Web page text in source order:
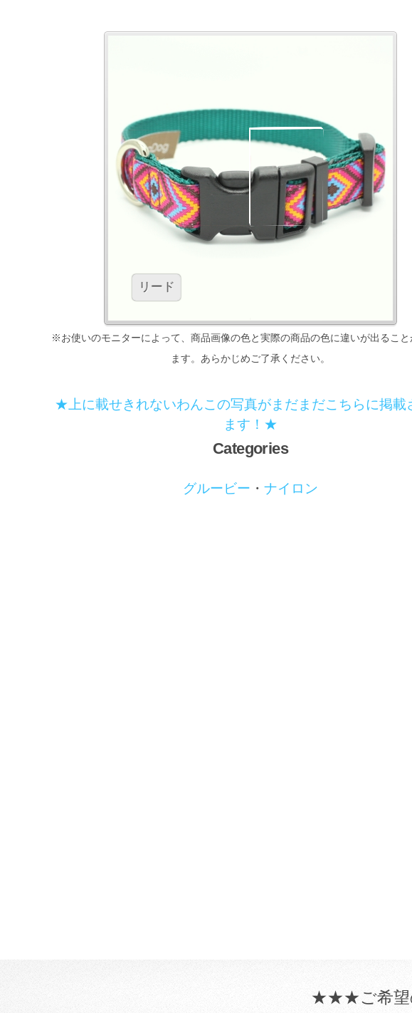
ステップインハーネス＆リード
※お使いのモニターによって、商品画像の色と実際の商品の色に違いが出るこ
ます。あらかじめご了承ください。
★上に載せきれないわんこの写真がまだまだこちらに掲載
ます！★
Categories
グルービー ・ ナイロン
★★★ご希望